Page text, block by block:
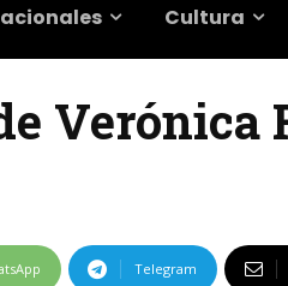
Cultura
Verónica
Telegram